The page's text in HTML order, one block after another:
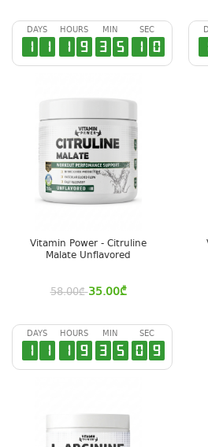
DAYS
1 1
HOURS
1 9
MIN
3 5
SEC
0 9
Vitamin Power - Citruline
Malate Unflavored
58.00₾ 35.00₾
DAYS
1 1
HOURS
1 9
MIN
3 5
SEC
0 9